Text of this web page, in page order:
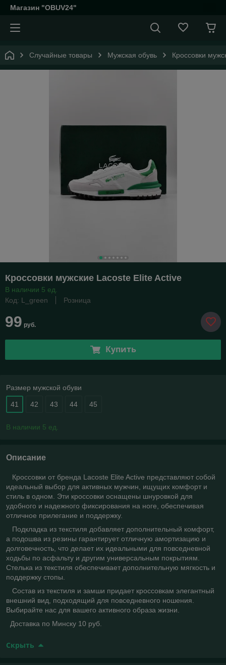
Магазин "OBUV24"
Случайные товары Мужская обувь Кроссовки
Кроссовки мужские Lacoste Elite Active
В наличии 5 ед.
Код: L_green
Розница
99 руб.
Купить
Размер мужской обуви
41 42 43 44 45
В наличии 5 ед.
Описание
Кроссовки от брендa Lacoste Elite Active представляют собой
идеальный выбор для активных мужчин, ищущих комфорт и
стиль в одном. Эти кроссовки оснащены шнуровкой для
удобного и надежного фиксирования на ноге, обеспечивая
отличное прилегание и поддержку.
Подкладка из текстиля добавляет дополнительный комфорт,
а подошва из резины гарантирует отличную амортизацию и
долговечность, что делает их идеальными для повседневной
ходьбы по асфальту и другим универсальным покрытиям.
Стелька из текстиля обеспечивает дополнительную мягкость и
поддержку стопы.
Состав из текстиля и замши придает кроссовкам элегантный
внешний вид, подходящий для повседневного ношения.
Выбирайте нас для вашего активного образа жизни.
Доставка по Минску 10 руб.
Скрыть